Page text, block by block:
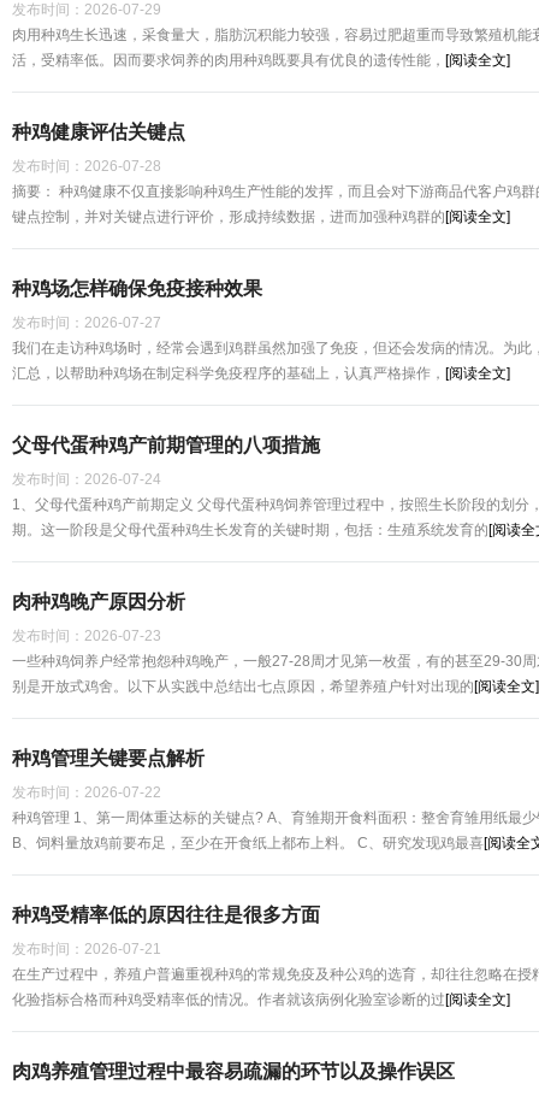
发布时间： 2026-07-29
肉用种鸡生长迅速，采食量大，脂肪沉积能力较强，容易过肥超重而导致繁殖机
活，受精率低。因而要求饲养的肉用种鸡既要具有优良的遗传性能， [阅读全文]
种鸡健康评估关键点
发布时间： 2026-07-28
摘要： 种鸡健康不仅直接影响种鸡生产性能的发挥，而且会对下游商品代客户鸡
键点控制，并对关键点进行评价，形成持续数据，进而加强种鸡群的[阅读全文]
种鸡场怎样确保免疫接种效果
发布时间： 2026-07-27
我们在走访种鸡场时，经常会遇到鸡群虽然加强了免疫，但还会发病的情况。为
汇总，以帮助种鸡场在制定科学免疫程序的基础上，认真严格操作， [阅读全文]
父母代蛋种鸡产前期管理的八项措施
发布时间： 2026-07-24
1、父母代蛋种鸡产前期定义 父母代蛋种鸡饲养管理过程中，按照生长阶段的划
期。这一阶段是父母代蛋种鸡生长发育的关键时期，包括：生殖系统发育的[阅读全
肉种鸡晚产原因分析
发布时间： 2026-07-23
一些种鸡饲养户经常抱怨种鸡晚产，一般27-28周才见第一枚蛋，有的甚至29-30
别是开放式鸡舍。以下从实践中总结出七点原因，希望养殖户针对出现的[阅读全文]
种鸡管理关键要点解析
发布时间： 2026-07-22
种鸡管理 1、第一周体重达标的关键点? A、育雏期开食料面积：整舍育雏用纸最
B、饲料量放鸡前要布足，至少在开食纸上都布上料。 C、研究发现鸡最喜[阅读全
种鸡受精率低的原因往往是很多方面
发布时间： 2026-07-21
在生产过程中，养殖户普遍重视种鸡的常规免疫及种公鸡的选育，却往往忽略在
化验指标合格而种鸡受精率低的情况。作者就该病例化验室诊断的过[阅读全文]
肉鸡养殖管理过程中最容易疏漏的环节以及操作误区